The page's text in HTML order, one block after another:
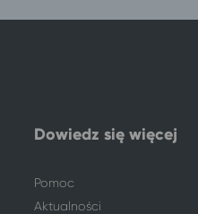
Postomino
Dowiedz się więcej
Pomoc
Aktualności